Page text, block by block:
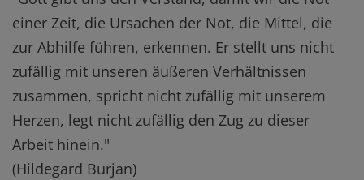
einer Zeit, die Ursachen der Not, die Mittel, die
zur Abhilfe führen, erkennen. Er stellt uns nicht
zufällig mit unseren äußeren Verhältnissen
zusammen, spricht nicht zufällig mit unserem
Herzen, legt nicht zufällig den Zug zu dieser
Arbeit hinein."
(Hildegard Burjan)